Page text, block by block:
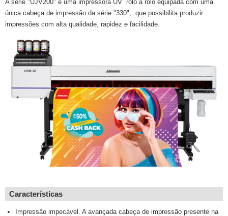
A série "UJV200" é uma impressora UV rolo a rolo equipada com uma
única cabeça de impressão da série "330", que possibilita produzir
impressões com alta qualidade, rapidez e facilidade.
Características
Impressão impecável. A avançada cabeça de impressão presente na